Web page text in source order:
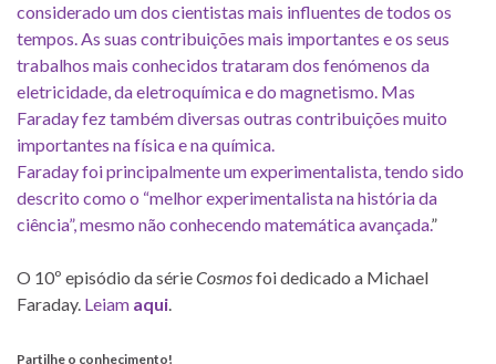
considerado um dos cientistas mais influentes de todos os
tempos. As suas contribuições mais importantes e os seus
trabalhos mais conhecidos trataram dos fenómenos da
eletricidade, da eletroquímica e do magnetismo. Mas
Faraday fez também diversas outras contribuições muito
importantes na física e na química.
Faraday foi principalmente um experimentalista, tendo sido
descrito como o “melhor experimentalista na história da
ciência”, mesmo não conhecendo matemática avançada.”
O 10º episódio da sérieCosmosfoi dedicado a Michael
Faraday. Leiam aqui.
Partilhe o conhecimento!